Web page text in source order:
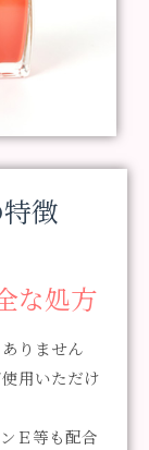
徴
な処方
りません
用いただけ
Ｅ等も配合